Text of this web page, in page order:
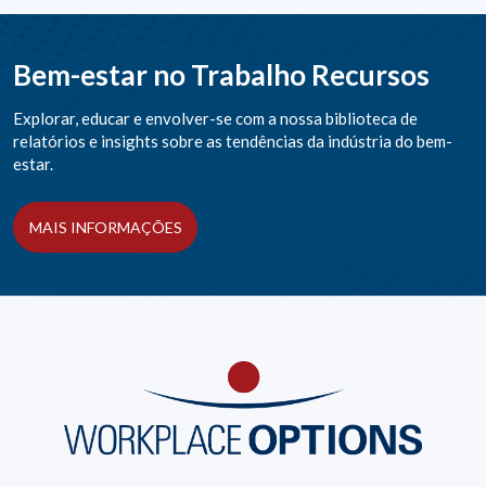
Bem-estar no Trabalho Recursos
Explorar, educar e envolver-se com a nossa biblioteca de
relatórios e insights sobre as tendências da indústria do bem-
estar.
MAIS INFORMAÇÕES